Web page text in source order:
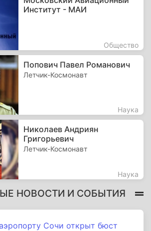
Институт - МАИ
Общество
Попович Павел Романович
Летчик-Космонавт
Наука
Николаев Андриян
Григорьевич
Летчик-Космонавт
Наука
НОВОСТИ И СОБЫТИЯ
Сочи открыт бюст